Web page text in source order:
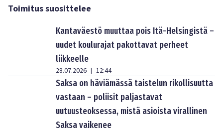
Toimitus suosittelee
Kantaväestö muuttaa pois Itä-Helsingistä –
uudet koulurajat pakottavat perheet
liikkeelle
28.07.2026 | 12:44
Saksa on häviämässä taistelun rikollisuutta
vastaan – poliisit paljastavat
uutuusteoksessa, mistä asioista virallinen
Saksa vaikenee